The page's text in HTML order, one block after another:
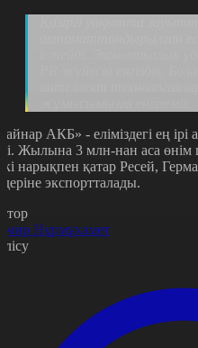
АКБ» - еліміздегі ең
Жылына 3 млн-нан аса
нарықпен қатар Ресей,
экспортталады.
Нұрмұхамет